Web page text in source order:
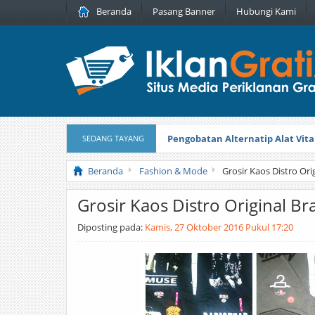
Beranda Pasang Banner Hubungi Kami
SEDANG TAYANG Pengobatan Alternatip Alat
Pita Cantik Pesona Diterbitkan
Beranda Fashion & Mode Grosir Kaos Distro
Grosir Kaos Distro Original
Diposting pada: Kamis, 27 Oktober 2016 Pukul 17:20